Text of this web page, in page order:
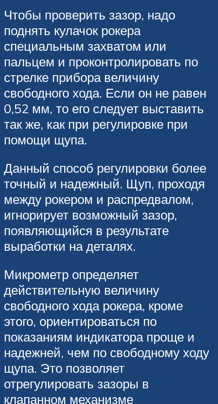
Чтобы проверить зазор, надо
поднять кулачок рокера
специальным захватом или
пальцем и проконтролировать по
стрелке прибора величину
свободного хода. Если он не равен
0,52 мм, то его следует выставить
так же, как при регулировке при
помощи щупа.
Данный способ регулировки более
точный и надежный. Щуп, проходя
между рокером и распредвалом,
игнорирует возможный зазор,
появляющийся в результате
выработки на деталях.
Микрометр определяет
действительную величину
свободного хода рокера, кроме
этого, ориентироваться по
показаниям индикатора проще и
надежней, чем по свободному ходу
щупа. Это позволяет
отрегулировать зазоры в
клапанном механизме